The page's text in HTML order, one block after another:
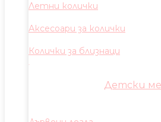
Летни колички
Аксесоари за колички
Колички за близнаци
Детски